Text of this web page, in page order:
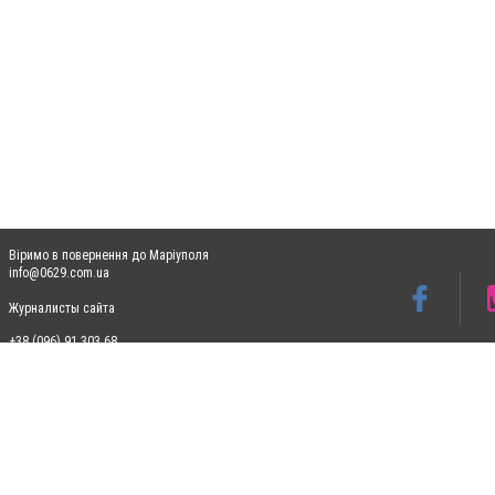
Віримо в повернення до Маріуполя
info@0629.com.ua
Журналисты сайта
+38 (096) 91 303 68